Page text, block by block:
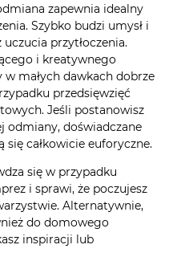
zapewnia idealny
Szybko budzi umysł i
przytłoczenia.
i kreatywnego
małych dawkach dobrze
przedsięwzięć
Jeśli postanowisz
odmiany, doświadczane
się całkowicie euforyczne.
się w przypadku
i sprawi, że poczujesz
Alternatywnie,
do domowego
inspiracji lub